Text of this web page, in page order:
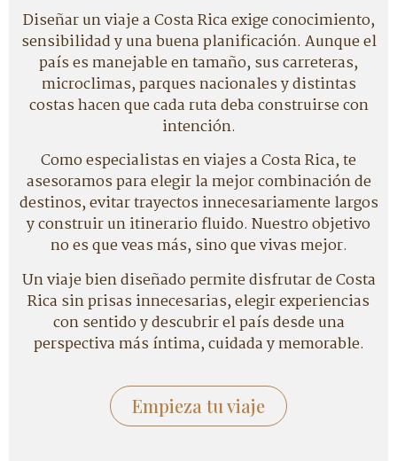
Diseñar un viaje a Costa Rica exige conocimiento,
sensibilidad y una buena planificación. Aunque el
país es manejable en tamaño, sus carreteras,
microclimas, parques nacionales y distintas
costas hacen que cada ruta deba construirse con
intención.
Como especialistas en viajes a Costa Rica, te
asesoramos para elegir la mejor combinación de
destinos, evitar trayectos innecesariamente largos
y construir un itinerario fluido. Nuestro objetivo
no es que veas más, sino que vivas mejor.
Un viaje bien diseñado permite disfrutar de Costa
Rica sin prisas innecesarias, elegir experiencias
con sentido y descubrir el país desde una
perspectiva más íntima, cuidada y memorable.
Empieza tu viaje